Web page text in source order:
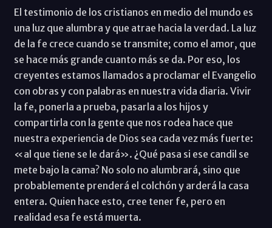
El testimonio de los cristianos en medio del mundo es
una luz que alumbra y que atrae hacia la verdad. La luz
de la fe crece cuando se transmite; como el amor, que
se hace más grande cuanto más se da. Por eso, los
creyentes estamos llamados a proclamar el Evangelio
con obras y con palabras en nuestra vida diaria. Vivir
la fe, ponerla a prueba, pasarla a los hijos y
compartirla con la gente que nos rodea hace que
nuestra experiencia de Dios sea cada vez más fuerte:
«al que tiene se le dará». ¿Qué pasa si ese candil se
mete bajo la cama? No solo no alumbrará, sino que
probablemente prenderá el colchón y arderá la casa
entera. Quien hace esto, cree tener fe, pero en
realidad esa fe está muerta.